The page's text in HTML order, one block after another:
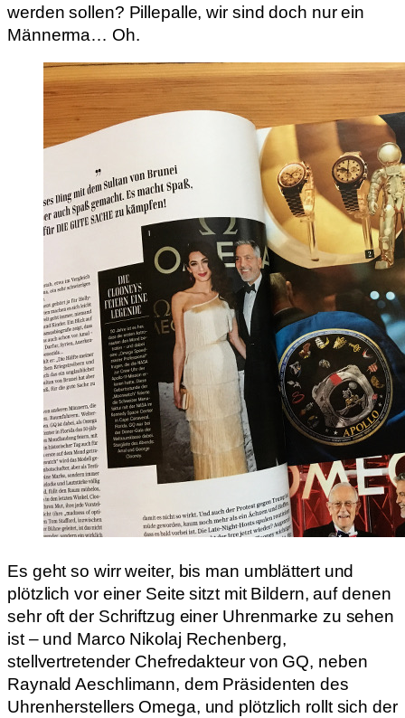
werden sollen? Pillepalle, wir sind doch nur ein
Männerma… Oh.
Es geht so wirr weiter, bis man umblättert und
plötzlich vor einer Seite sitzt mit Bildern, auf denen
sehr oft der Schriftzug einer Uhrenmarke zu sehen
ist – und Marco Nikolaj Rechenberg,
stellvertretender Chefredakteur von GQ, neben
Raynald Aeschlimann, dem Präsidenten des
Uhrenherstellers Omega, und plötzlich rollt sich der